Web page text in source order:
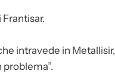
intravede in